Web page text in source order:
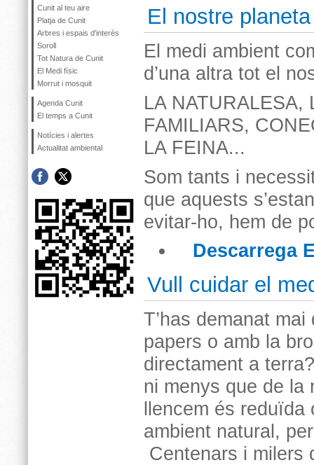
Cunit al teu aire
Platja de Cunit
Arbres i espais d'interès
Soroll
Tot Natura de Cunit
El Medi físic
Morrut i mosquit
Agenda Cunit
El temps a Cunit
Notícies i alertes
Actualitat ambiental
El nostre planeta
El medi ambient
d’una altra tot el
LA NATURALESA,
FAMILIARS,
LA FEINA...
Som tants i
que aquests
evitar-ho, hem de
Descarrega
Vull cuidar el
T’has demanat
papers o amb la
directament a
ni menys que de la
llencem és
ambient natural,
Centenars i milers